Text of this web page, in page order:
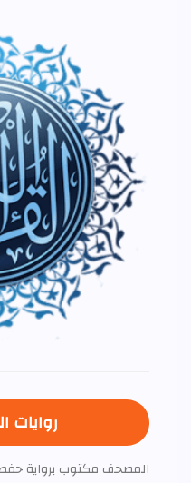
روايات
المصحف مكتوب برواية